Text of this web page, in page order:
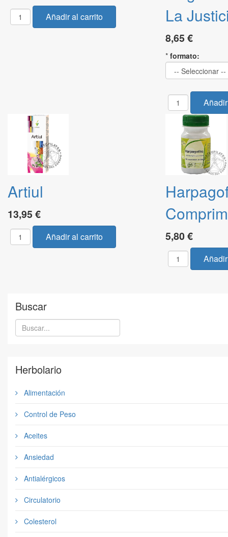
La
8,65 €
* formato:
Artiul
13,95 €
5,80 €
Buscar
Herbolario
Alimentación
Control de Peso
Aceites
Ansiedad
Antialérgicos
Circulatorio
Colesterol